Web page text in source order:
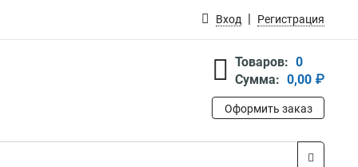
Вход Регистрация
Товаров: 0
Сумма: 0,00 ₽
Оформить заказ